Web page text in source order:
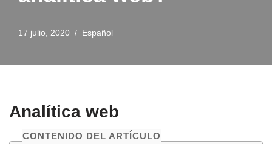
17 julio, 2020 Español
Analítica web
CONTENIDO DEL ARTÍCULO